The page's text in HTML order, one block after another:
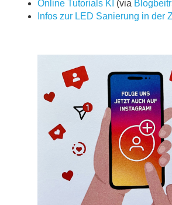
Online Tutorials KI (via
Infos zur LED Sanierung in der